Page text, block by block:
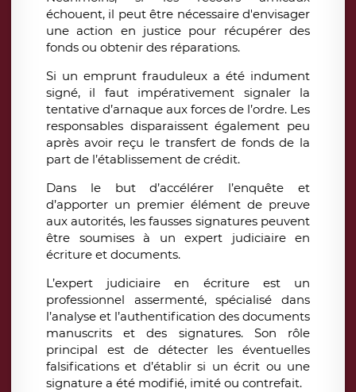
échouent, il peut être nécessaire d'envisager
une action en justice pour récupérer des
fonds ou obtenir des réparations.
Si un emprunt frauduleux a été indument
signé, il faut impérativement signaler la
tentative d’arnaque aux forces de l’ordre. Les
responsables disparaissent également peu
après avoir reçu le transfert de fonds de la
part de l’établissement de crédit.
Dans le but d’accélérer l’enquête et
d’apporter un premier élément de preuve
aux autorités, les fausses signatures peuvent
être soumises à un expert judiciaire en
écriture et documents.
L’expert judiciaire en écriture est un
professionnel assermenté, spécialisé dans
l’analyse et l’authentification des documents
manuscrits et des signatures. Son rôle
principal est de détecter les éventuelles
falsifications et d’établir si un écrit ou une
signature a été modifié, imité ou contrefait.